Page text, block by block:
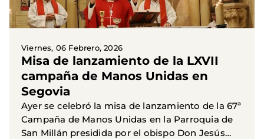
Viernes, 06 Febrero, 2026
Misa de lanzamiento de la LXVII
campaña de Manos Unidas en
Segovia
Ayer se celebró la misa de lanzamiento de la 67ª
Campaña de Manos Unidas en la Parroquia de
San Millán presidida por el obispo Don Jesús